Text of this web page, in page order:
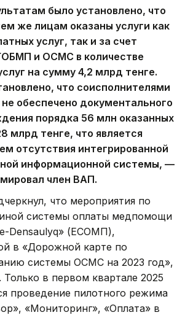
было установлено, что
же лицам оказаны услуги как
услуг, так и за счет
и ОСМС в количестве
на сумму 4,2 млрд тенге.
что соисполнителями
обеспечено документального
порядка 56 млн оказанных
млрд тенге, что является
отсутствия интегрированной
информационной системы, —
член ВАП.
что мероприятия по
системы оплаты медпомощи
Densaulyq» (ЕСОМП),
в «Дорожной карте по
системы ОСМС на 2023 год»,
Только в первом квартале 2025
проведение пилотного режима
«Мониторинг», «Оплата» в